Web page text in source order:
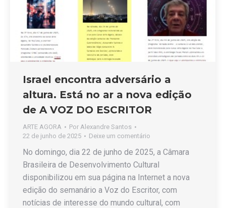
Israel encontra adversário a
altura. Está no ar a nova edição
de A VOZ DO ESCRITOR
ARTE AGORA Por Alexandre Santos
22 de junho de 2025
Deixe um comentário
No domingo, dia 22 de junho de 2025, a Câmara
Brasileira de Desenvolvimento Cultural
disponibilizou em sua página na Internet a nova
edição do semanário a Voz do Escritor, com
notícias de interesse do mundo cultural, com